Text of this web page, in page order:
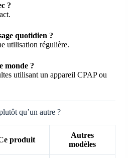
?
quotidien ?
utilisation régulière.
monde ?
utilisant un appareil CPAP ou
qu’un autre ?
produit
Autres
modèles